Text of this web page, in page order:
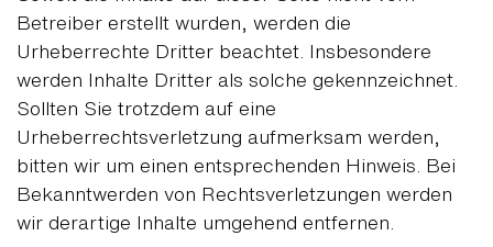
Betreiber erstellt wurden, werden die
Urheberrechte Dritter beachtet. Insbesondere
werden Inhalte Dritter als solche gekennzeichnet.
Sollten Sie trotzdem auf eine
Urheberrechtsverletzung aufmerksam werden,
bitten wir um einen entsprechenden Hinweis. Bei
Bekanntwerden von Rechtsverletzungen werden
wir derartige Inhalte umgehend entfernen.